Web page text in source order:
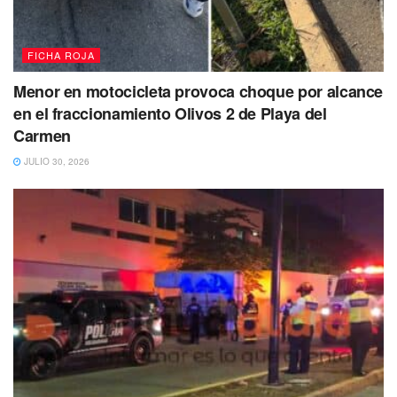
Tags: Playa del Carmen Quintana Roo
FICHA ROJA
Menor en motocicleta provoca choque por alcance
en el fraccionamiento Olivos 2 de Playa del
Carmen
JULIO 30, 2026